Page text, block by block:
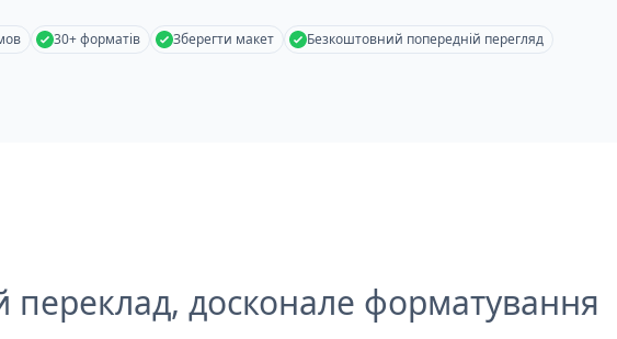
30+ форматів Зберегти макет Безкоштовний попередній перегляд
переклад, досконале форматування